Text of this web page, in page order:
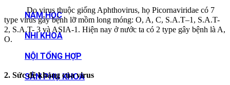
NAM HỌC
NHI KHOA
NỘI TỔNG HỢP
SẢN PHỤ KHOA
Do virus thuộc giống Aphthovirus, họ Picornaviridae có 7
type virus gây bệnh lỡ mồm long móng: O, A, C, S.A.T–1, S.A.T-
2, S.A.T- 3 và ASIA-1. Hiện nay ở nước ta có 2 type gây bệnh là A,
O.
2. Sức đề kháng của virus